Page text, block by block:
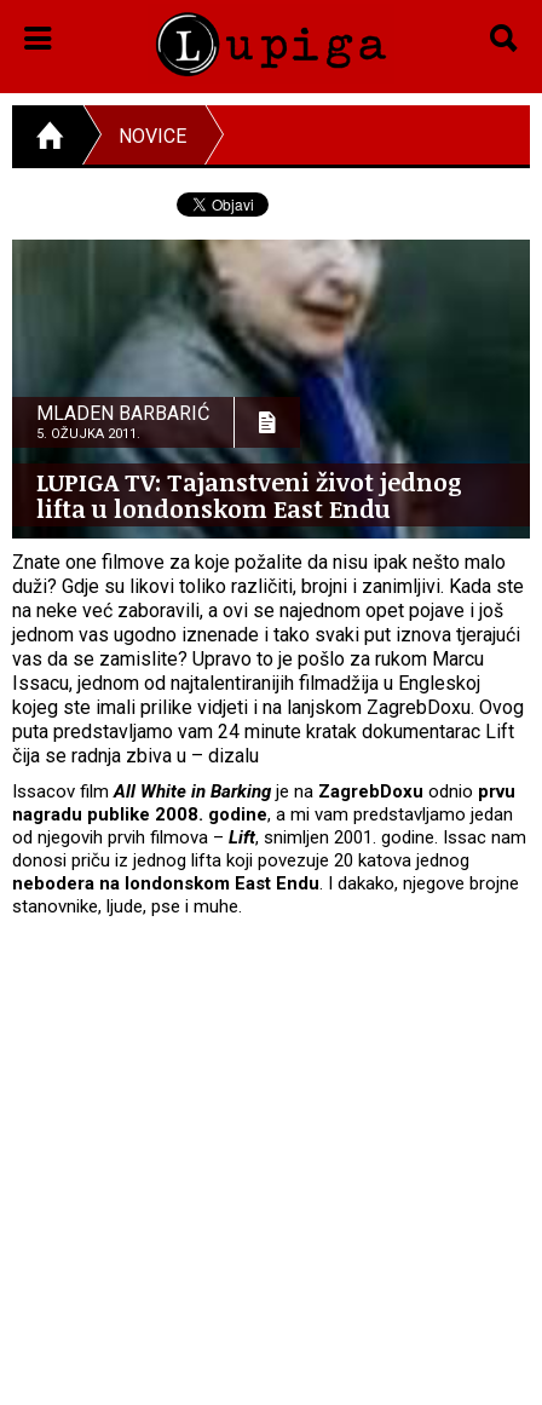
NOVICE
MLADEN BARBARIĆ
5. OŽUJKA 2011.
LUPIGA TV: Tajanstveni život jednog
lifta u londonskom East Endu
Znate one filmove za koje požalite da nisu ipak nešto malo
duži? Gdje su likovi toliko različiti, brojni i zanimljivi. Kada ste
na neke već zaboravili, a ovi se najednom opet pojave i još
jednom vas ugodno iznenade i tako svaki put iznova tjerajući
vas da se zamislite? Upravo to je pošlo za rukom Marcu
Issacu, jednom od najtalentiranijih filmadžija u Engleskoj
kojeg ste imali prilike vidjeti i na lanjskom ZagrebDoxu. Ovog
puta predstavljamo vam 24 minute kratak dokumentarac Lift
čija se radnja zbiva u – dizalu
Issacov filmAll White in Barking je na ZagrebDoxu odnio prvu
nagradu publike 2008. godine, a mi vam predstavljamo jedan
od njegovih prvih filmova – Lift, snimljen 2001. godine. Issac nam
donosi priču iz jednog lifta koji povezuje 20 katova jednog
nebodera na londonskom East Endu. I dakako, njegove brojne
stanovnike, ljude, pse i muhe.